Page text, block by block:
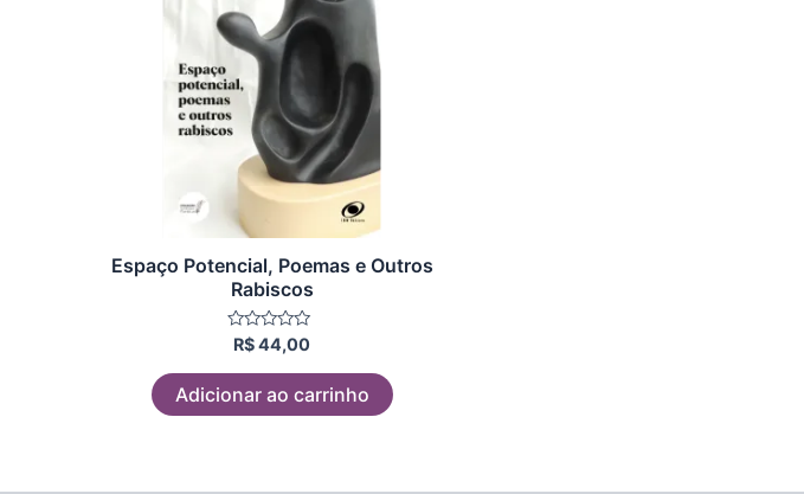
Espaço Potencial, Poemas e Outros
Rabiscos
Avaliação
de
5
R$44,00
Adicionar ao carrinho